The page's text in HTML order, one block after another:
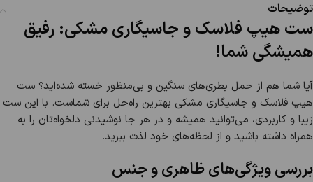
توضیحات
ست هیپ فلاسک و جاسیگاری مشکی: رفیق
همیشگی شما!
آیا شما هم از حمل بطری‌های سنگین و بی‌منظور خسته شده‌اید؟ ست
هیپ فلاسک و جاسیگاری مشکی بهترین راه‌حل برای شماست. با این ست
زیبا و کاربردی، می‌توانید همیشه و در هر جا نوشیدنی دلخواه‌تان را به
همراه داشته باشید و از لحظه‌های خود لذت ببرید.
بررسی ویژگی‌های ظاهری و جنس